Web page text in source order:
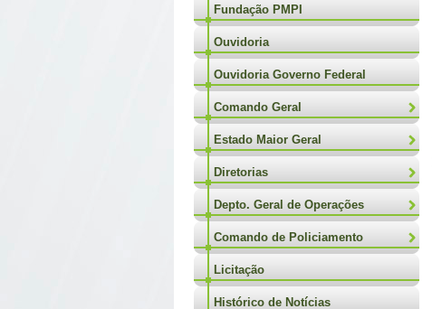
Fundação PMPI
Ouvidoria
Ouvidoria Governo Federal
Comando Geral
Estado Maior Geral
Diretorias
Depto. Geral de Operações
Comando de Policiamento
Licitação
Histórico de Notícias